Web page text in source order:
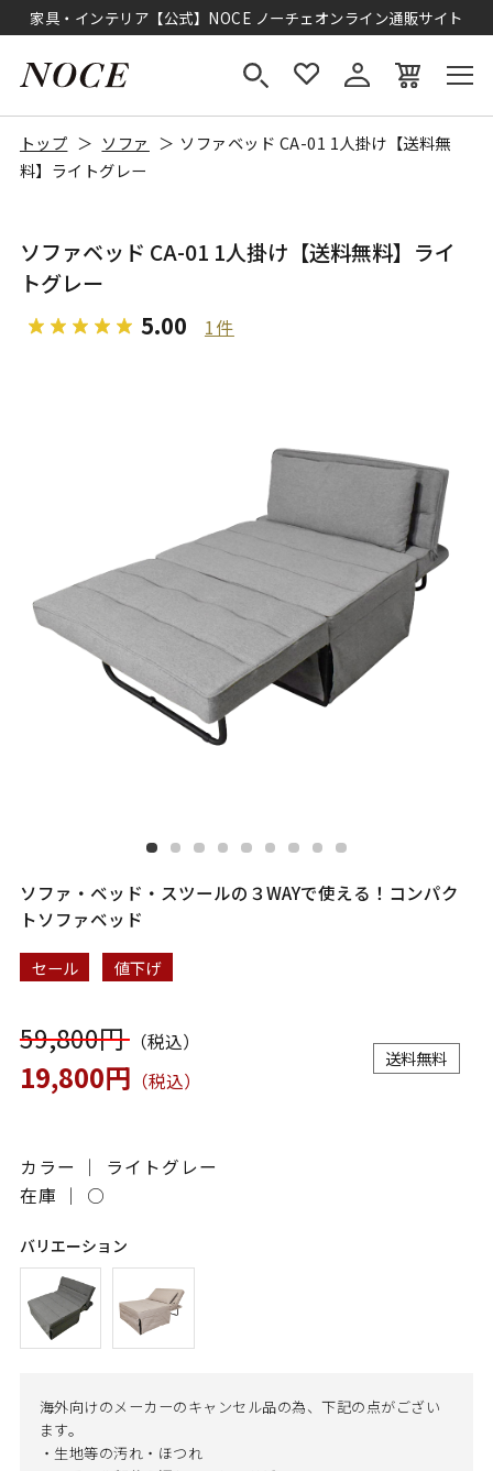
家具・インテリア【公式】NOCE ノーチェオンライン通販サイト
トップ ソファ
ソファベッド CA-01 1人掛け【送料無
料】ライトグレー
ソファベッド CA-01 1人掛け【送料無料】ライ
トグレー
5.00 1件
ソファ・ベッド・スツールの３WAYで使える！コンパク
トソファベッド
セール 値下げ
59,800円（税込）
19,800円 （税込）
送料無料
カラー ｜ ライトグレー
在庫 ｜ ○
バリエーション
海外向けのメーカーのキャンセル品の為、下記の点がござい
ます。
・生地等の汚れ・ほつれ